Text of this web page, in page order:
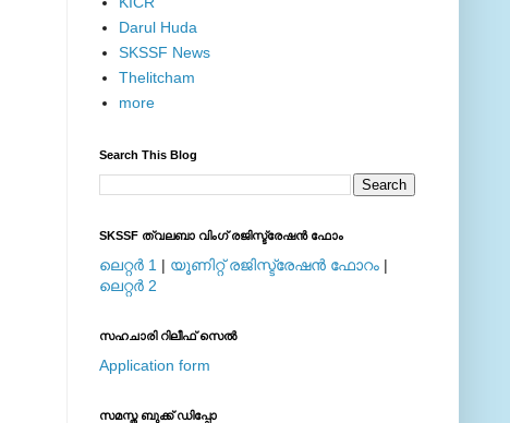
Darul Huda
SKSSF News
Thelitcham
more
Search This Blog
SKSSF ത്വലബാ വിംഗ് രജിസ്ട്രേഷന്‍ ഫോം
ലെറ്റര്‍ 1 | യൂണിറ്റ് രജിസ്ട്രേഷന്‍ ഫോറം |
ലെറ്റര്‍ 2
സഹചാരി റിലീഫ് സെല്‍
Application form
സമസ്ത ബുക്ക് ഡിപ്പോ